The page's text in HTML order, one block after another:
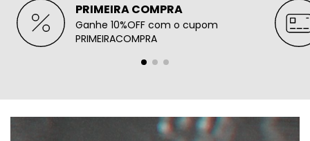
PRIMEIRA COMPRA
Ganhe 10%OFF com o cupom
PRIMEIRACOMPRA